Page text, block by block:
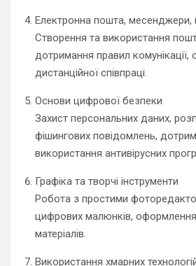
Електронна пошта, месенджери,
Створення та використання
дотримання правил комунікації,
дистанційної співпраці.
Основи цифрової безпеки
Захист персональних даних,
фішингових повідомлень,
використання антивірусних
Графіка та творчі інструменти
Робота з простими
цифрових малюнків, оформлення
матеріалів.
Використання хмарних